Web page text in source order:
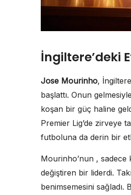
İngiltere’deki
Jose Mourinho,
başlattı. Onun
koşan bir güç haline
Premier Lig’de zirveye
futboluna da derin bir
Mourinho’nun , sadece
değiştiren bir liderdi.
benimsemesini sağladı.